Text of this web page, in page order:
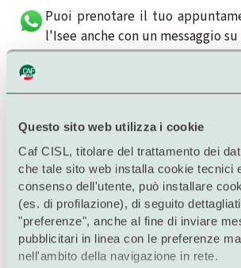
Questo sito web utilizza i cookie
Caf CISL, titolare del trattamento dei
che tale sito web installa cookie tecnici
consenso dell'utente, può installare
(es. di profilazione), di seguito
"preferenze", anche al fine di inviare
pubblicitari in linea con le preferenze
nell'ambito della navigazione in rete.
Puoi prenotare il tuo
l'Isee anche con un messaggio su
leggi da uno Smartphoneclicca qui e
a WhatsApp
87165505, mandaci un messaggio e
Prenotare è semplice
Seleziona la tua regione, scegli il
vuoi fissare e prenota un
Al termine della procedura